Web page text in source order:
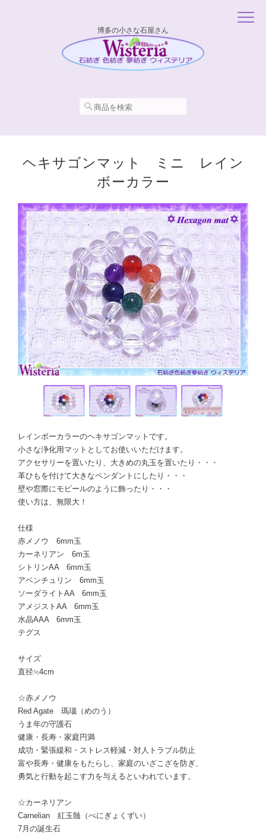
博多の小さな石屋さん
ヘキサゴンマット ミニ レイン
ボーカラー
レインボーカラーのヘキサゴンマットです。
小さな浄化用マットとしてお使いいただけます。
アクセサリーを置いたり、大きめの丸玉を置いたり・・・
革ひもを付けて大きなペンダントにしたり・・・
壁や窓際にモビールのように飾ったり・・・
使い方は、無限大！
仕様
赤メノウ 6mm玉
カーネリアン 6m玉
シトリンAA 6mm玉
アベンチュリン 6mm玉
ソーダライトAA 6mm玉
アメジストAA 6mm玉
水晶AAA 6mm玉
テグス
サイズ
直径≒4cm
☆赤メノウ
Red Agate 瑪瑙（めのう）
うま年の守護石
健康・長寿・家庭円満
成功・緊張緩和・ストレス軽減・対人トラブル防止
富や長寿・健康をもたらし、家庭のいざこざを防ぎ、
勇気と行動を起こす力を与えるといわれています。
☆カーネリアン
Carnelian 紅玉髄（べにぎょくずい）
7月の誕生石